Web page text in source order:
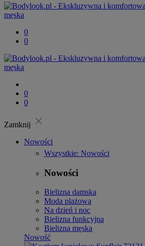
0
0
0
0
Zamknij close
Nowości
Wszystkie: Nowości
Nowości
Bielizna damska
Moda plażowa
Na dzień i noc
Bielizna funkcyjna
Bielizna męska
Nowość